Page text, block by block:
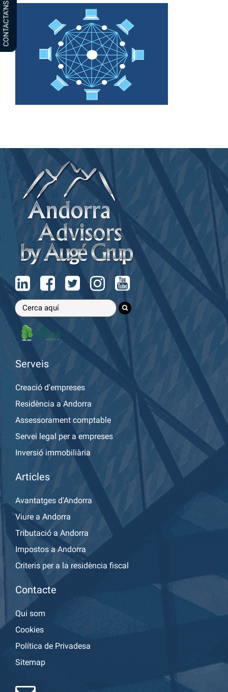
CONTACTA’NS
Serveis
Creació d'empreses
Residència a Andorra
Assessorament comptable
Servei legal per a empreses
Inversió immobiliària
Articles
Avantatges d'Andorra
Viure a Andorra
Tributació a Andorra
Impostos a Andorra
Criteris per a la residència fiscal
Contacte
Qui som
Cookies
Política de Privadesa
Sitemap